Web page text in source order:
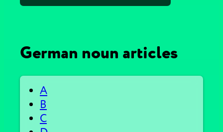
German noun articles
A
B
C